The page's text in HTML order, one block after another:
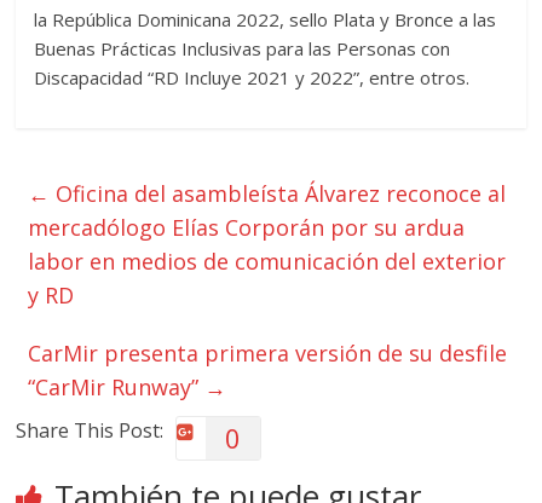
la República Dominicana 2022, sello Plata y Bronce a las
Buenas Prácticas Inclusivas para las Personas con
Discapacidad “RD Incluye 2021 y 2022”, entre otros.
← Oficina del asambleísta Álvarez reconoce al
mercadólogo Elías Corporán por su ardua
labor en medios de comunicación del exterior
y RD
CarMir presenta primera versión de su desfile
“CarMir Runway” →
Share This Post: 0